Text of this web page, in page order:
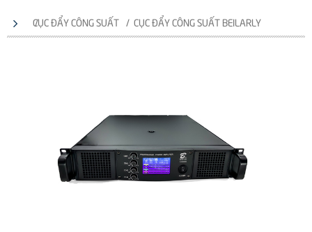
CỤC ĐẨY CÔNG SUẤT CỤC ĐẨY CÔNG SUẤT BEILARLY